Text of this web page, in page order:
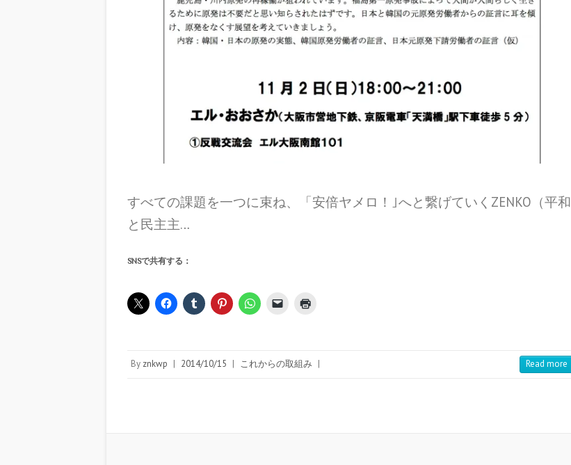
すべての課題を一つに束ね、「安倍ヤメロ！｣へと繋げていくZENKO（平和
と民主主…
SNSで共有する：
By znkwp | 2014/10/15 | これからの取組み | Read more